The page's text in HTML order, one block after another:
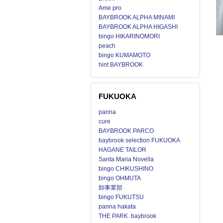
Ame pro
BAYBROOK ALPHA MINAMI
BAYBROOK ALPHA HIGASHI
bingo HIKARINOMORI
peach
bingo KUMAMOTO
hint BAYBROOK
FUKUOKA
panna
cure
BAYBROOK PARCO
baybrook selection FUKUOKA
HAGANE TAILOR
Santa Maria Novella
bingo CHIKUSHINO
bingo OHMUTA
卸事業部
bingo FUKUTSU
panna hakata
THE PARK. baybrook